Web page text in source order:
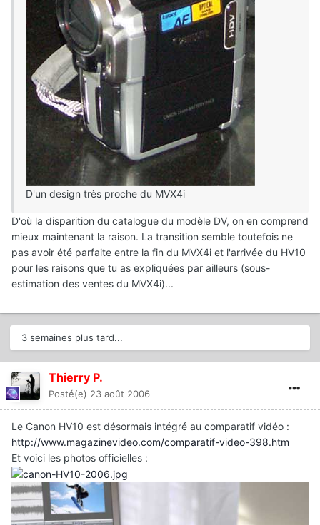
D'un design très proche du MVX4i
D'où la disparition du catalogue du modèle DV, on en comprend
mieux maintenant la raison. La transition semble toutefois ne
pas avoir été parfaite entre la fin du MVX4i et l'arrivée du HV10
pour les raisons que tu as expliquées par ailleurs (sous-
estimation des ventes du MVX4i)...
3 semaines plus tard...
Thierry P.
Posté(e) 23 août 2006
Le Canon HV10 est désormais intégré au comparatif vidéo :
http://www.magazinevideo.com/comparatif-video-398.htm
Et voici les photos officielles :